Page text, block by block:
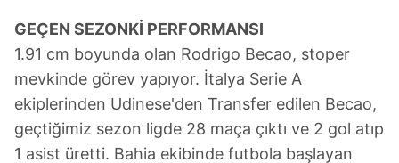
GEÇEN SEZONKİ PERFORMANSI
1.91 cm boyunda olan Rodrigo Becao, stoper
mevkinde görev yapıyor. İtalya Serie A
ekiplerinden Udinese'den Transfer edilen Becao,
geçtiğimiz sezon ligde 28 maça çıktı ve 2 gol atıp
1 asist üretti. Bahia ekibinde futbola başlayan